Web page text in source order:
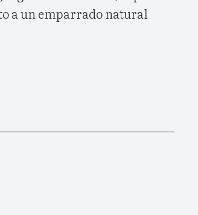
a un emparrado natural